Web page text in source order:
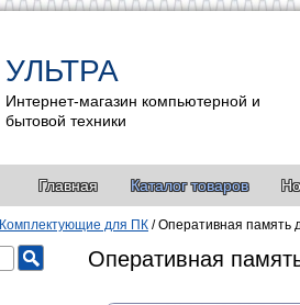
УЛЬТРА
Интернет-магазин компьютерной и
бытовой техники
Главная Каталог товаров
Комплектующие для ПК / Оперативная память
Оперативная